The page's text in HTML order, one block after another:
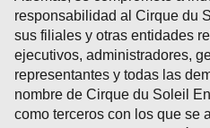
responsabilidad al Cirque du
sus filiales y otras entidades
ejecutivos, administradores,
representantes y todas las
nombre de Cirque du Soleil
como terceros con los que se